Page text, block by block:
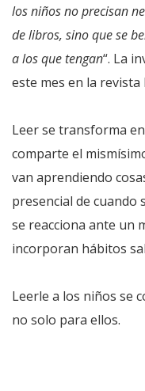
los niños no precisan
de libros, sino que se
a los que tengan“. La
este mes en la
Leer se transforma
comparte el
van aprendiendo
presencial de cuando
se reacciona ante un
incorporan hábitos
Leerle a los niños se
no solo para ellos.